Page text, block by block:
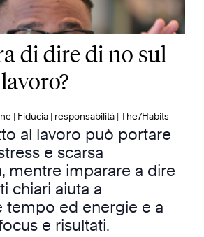
di dire di no sul
| Fiducia | responsabilità |The7Habits
al lavoro può portare
e scarsa
mentre imparare a dire
chiari aiuta a
tempo ed energie e a
e risultati.